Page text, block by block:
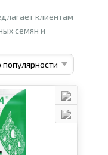
клиентам
семян и